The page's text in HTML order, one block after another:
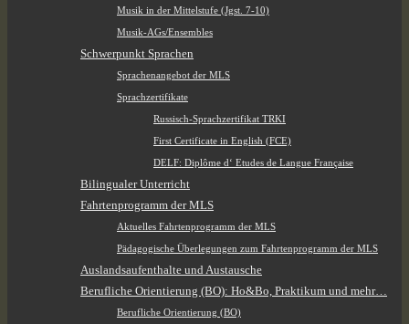
Musik in der Mittelstufe (Jgst. 7-10)
Musik-AGs/Ensembles
Schwerpunkt Sprachen
Sprachenangebot der MLS
Sprachzertifikate
Russisch-Sprachzertifikat TRKI
First Certificate in English (FCE)
DELF: Diplôme d‘ Etudes de Langue Française
Bilingualer Unterricht
Fahrtenprogramm der MLS
Aktuelles Fahrtenprogramm der MLS
Pädagogische Überlegungen zum Fahrtenprogramm der MLS
Auslandsaufenthalte und Austausche
Berufliche Orientierung (BO): Ho&Bo, Praktikum und mehr…
Berufliche Orientierung (BO)